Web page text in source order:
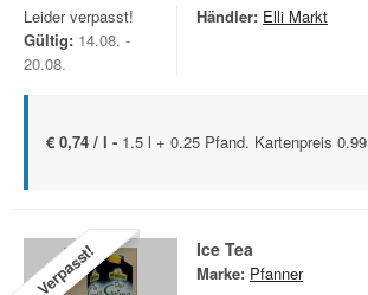
Leider verpasst!
Gültig: 14.08. -
20.08.
Händler: Elli Markt
€ 0,74 / l - 1.5 l + 0.25 Pfand. Kartenpreis 0.99
Verpasst! Ice Tea
Marke: Pfanner